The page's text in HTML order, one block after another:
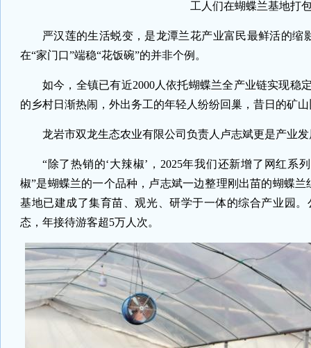
工人们在蝴蝶兰基地打
严汉莲的生活蜕变，是龙潭兰花产业富民最鲜活的
在“家门口”端稳“花饭碗”的并非个例。
如今，全镇已有近2000人依托蝴蝶兰全产业链实现稳
的乡村日渐热闹，外出务工的年轻人纷纷回巢，昔日的矿
龙岩市双龙生态农业有限公司负责人卢志斌更是产业
“除了热销的‘大辣椒’，2025年我们还新增了网红系
椒”是蝴蝶兰的一个品种，卢志斌一边整理刚出苗的蝴蝶
基地已建成了集育苗、观光、研学于一体的综合产业园
态，年接待游客超5万人次。